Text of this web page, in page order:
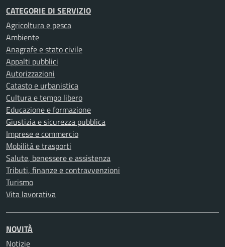
CATEGORIE DI SERVIZIO
Agricoltura e pesca
Ambiente
Anagrafe e stato civile
Appalti pubblici
Autorizzazioni
Catasto e urbanistica
Cultura e tempo libero
Educazione e formazione
Giustizia e sicurezza pubblica
Imprese e commercio
Mobilità e trasporti
Salute, benessere e assistenza
Tributi, finanze e contravvenzioni
Turismo
Vita lavorativa
NOVITÀ
Notizie